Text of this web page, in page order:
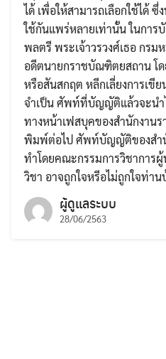
Search
for:
ได้ เพื่อให้สามารถเลือกใช้ได้
ใช้กันแพร่หลายเท่านั้น ในกา
พลตรี พระเจ้าวรวงศ์เธอ กร
อดีตนายกราชบัณฑิตยสถาน โด
หรือสันสกฤต หลีกเลี่ยงการเขี
จำเป็น ศัพท์ที่บัญญัติแล้วจะนำ
ทางหน้าเฟสบุคของสำนักงา
พิมพ์ต่อไป ศัพท์บัญญัติของสำ
ทำโดยคณะกรรมการวิชาการ
วิชา อาจถูกใจหรีอไม่ถูกใจท่า
ผู้ดูแลระบบ
28/06/2563